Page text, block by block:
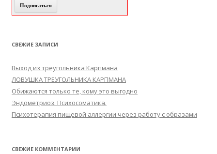
СВЕЖИЕ ЗАПИСИ
Выход из треугольника Карпмана
ЛОВУШКА ТРЕУГОЛЬНИКА КАРПМАНА
Обижаются только те, кому это выгодно
Эндометриоз. Психосоматика.
Психотерапия пищевой аллергии через работу с образами
СВЕЖИЕ КОММЕНТАРИИ